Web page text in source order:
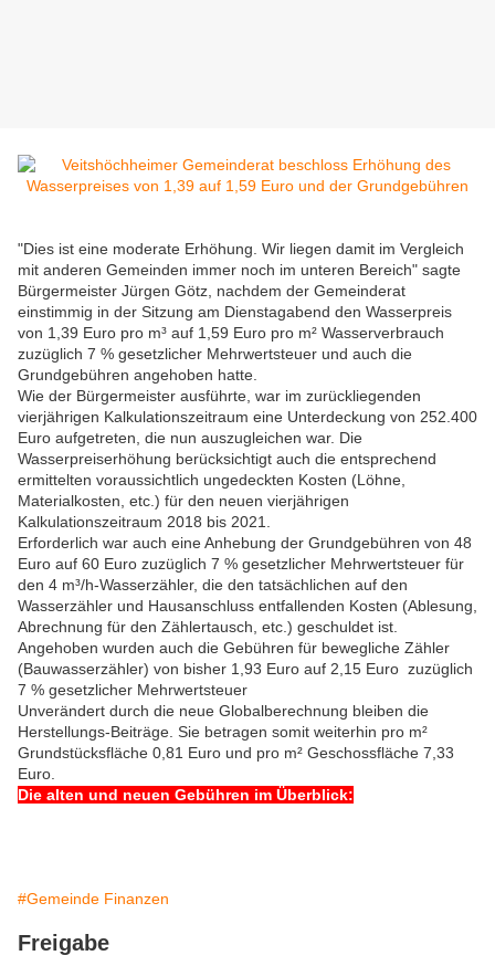
"Dies ist eine moderate Erhöhung. Wir liegen damit im Vergleich
mit anderen Gemeinden immer noch im unteren Bereich" sagte
Bürgermeister Jürgen Götz, nachdem der Gemeinderat
einstimmig in der Sitzung am Dienstagabend den Wasserpreis
von 1,39 Euro pro m³ auf 1,59 Euro pro m² Wasserverbrauch
zuzüglich 7 % gesetzlicher Mehrwertsteuer und auch die
Grundgebühren angehoben hatte.
Wie der Bürgermeister ausführte, war im zurückliegenden
vierjährigen Kalkulationszeitraum eine Unterdeckung von 252.400
Euro aufgetreten, die nun auszugleichen war. Die
Wasserpreiserhöhung berücksichtigt auch die entsprechend
ermittelten voraussichtlich ungedeckten Kosten (Löhne,
Materialkosten, etc.) für den neuen vierjährigen
Kalkulationszeitraum 2018 bis 2021.
Erforderlich war auch eine Anhebung der Grundgebühren von 48
Euro auf 60 Euro zuzüglich 7 % gesetzlicher Mehrwertsteuer für
den 4 m³/h‐Wasserzähler, die den tatsächlichen auf den
Wasserzähler und Hausanschluss entfallenden Kosten (Ablesung,
Abrechnung für den Zählertausch, etc.) geschuldet ist.
Angehoben wurden auch die Gebühren für bewegliche Zähler
(Bauwasserzähler) von bisher 1,93 Euro auf 2,15 Euro zuzüglich
7 % gesetzlicher Mehrwertsteuer
Unverändert durch die neue Globalberechnung bleiben die
Herstellungs-Beiträge. Sie betragen somit weiterhin pro m²
Grundstücksfläche 0,81 Euro und pro m² Geschossfläche 7,33
Euro.
Die alten und neuen Gebühren im Überblick:
#Gemeinde Finanzen
Freigabe